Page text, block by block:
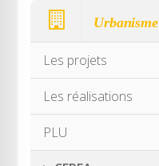
Urbanisme
Les projets
Les réalisations
PLU